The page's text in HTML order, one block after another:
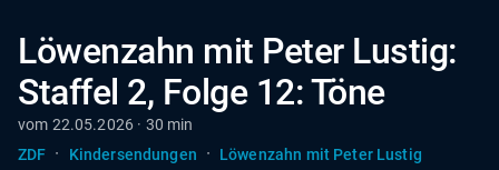
Löwenzahn mit Peter Lustig:
Staffel 2, Folge 12: Töne
vom 22.05.2026 · 30 min
ZDF · Kindersendungen · Löwenzahn mit Peter Lustig